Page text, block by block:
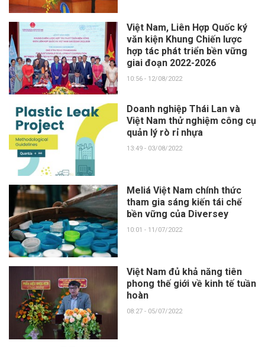
Việt Nam, Liên Hợp Quốc ký
văn kiện Khung Chiến lược
hợp tác phát triển bền vững
giai đoạn 2022-2026
10:56 - 12/08/2022
Doanh nghiệp Thái Lan và
Việt Nam thử nghiệm công cụ
quản lý rò rỉ nhựa
13:49 - 03/08/2022
Meliá Việt Nam chính thức
tham gia sáng kiến tái chế
bền vững của Diversey
10:01 - 11/07/2022
Việt Nam đủ khả năng tiên
phong thế giới về kinh tế tuần
hoàn
08:27 - 05/07/2022